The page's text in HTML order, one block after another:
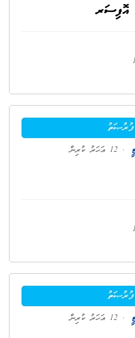
އޮފިސަރ
. 12 އަހަރު ކުރިން
. 12 އަހަރު ކުރިން